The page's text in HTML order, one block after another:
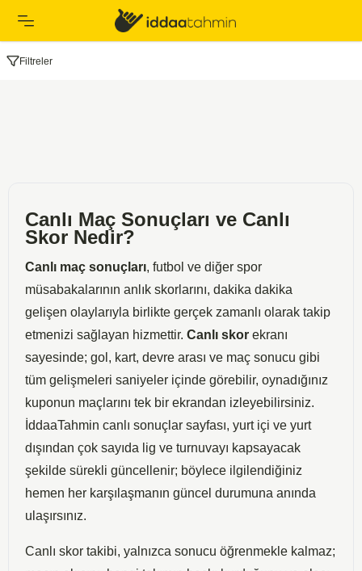
Filtreler
Canlı Maç Sonuçları ve Canlı
Skor Nedir?
Canlı maç sonuçları, futbol ve diğer spor
müsabakalarının anlık skorlarını, dakika dakika
gelişen olaylarıyla birlikte gerçek zamanlı olarak takip
etmenizi sağlayan hizmettir. Canlı skor ekranı
sayesinde; gol, kart, devre arası ve maç sonucu gibi
tüm gelişmeleri saniyeler içinde görebilir, oynadığınız
kuponun maçlarını tek bir ekrandan izleyebilirsiniz.
İddaaTahmin canlı sonuçlar sayfası, yurt içi ve yurt
dışından çok sayıda lig ve turnuvayı kapsayacak
şekilde sürekli güncellenir; böylece ilgilendiğiniz
hemen her karşılaşmanın güncel durumuna anında
ulaşırsınız.
Canlı skor takibi, yalnızca sonucu öğrenmekle kalmaz;